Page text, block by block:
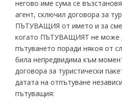
негово име сума се
агент, сключил договора за
ПЪТУВАЩИЯ от името и за
когато ПЪТУВАЩИЯТ не може
пътуването поради някоя от
била непредвидима към
договора за туристически
датата на отпътуване
пътуващия: